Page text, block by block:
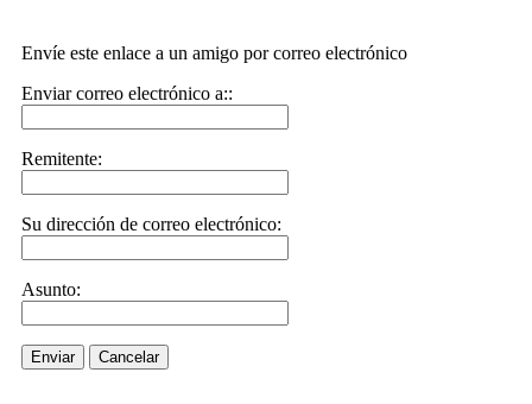
Envíe este enlace a un amigo por correo electrónico
Enviar correo electrónico a::
Remitente:
Su dirección de correo electrónico:
Asunto:
Enviar Cancelar